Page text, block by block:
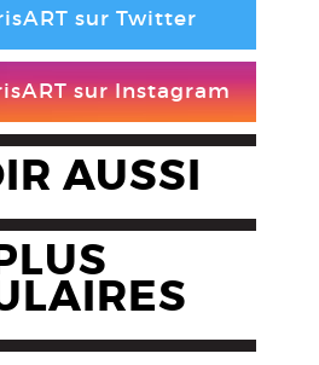
sur Twitter
sur Instagram
AUSSI